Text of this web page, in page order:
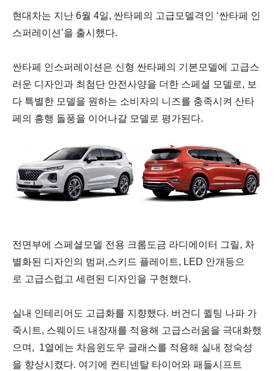
현대차는 지난 6월 4일, 싼타페의 고급모델격인 ‘싼타페 인
스퍼레이션 ’을 출시했다.
싼타페 인스퍼레이션은 신형 싼타페의 기본모델에
고급스
러운 디자인과 최첨단 안전사양을 더한 스페셜 모델로, 보
다 특별한 모델을 원하는 소비자의 니즈를 충족시켜 산타
페의 흥행 돌풍을 이어나갈 모델로 평가된다.
전면부에 스페셜모델 전용 크롬도금 라디에이터 그릴, 차
별화된 디자인의 범퍼 ,스키드 플레이트, LED 안개등으
로 고급스럽고 세련된 디자인을 구현했다.
실내 인테리어도 고급화를 지향했다. 버건디 퀼팅 나파 가
죽시트, 스웨이드 내장재를 적용해 고급스러움을 극대화했
으며 , 1열에는 차음윈도우 글래스를 적용해 실내 정숙성
을 향상시켰다. 여기에 컨티넨탈 타이어와 패들시프트